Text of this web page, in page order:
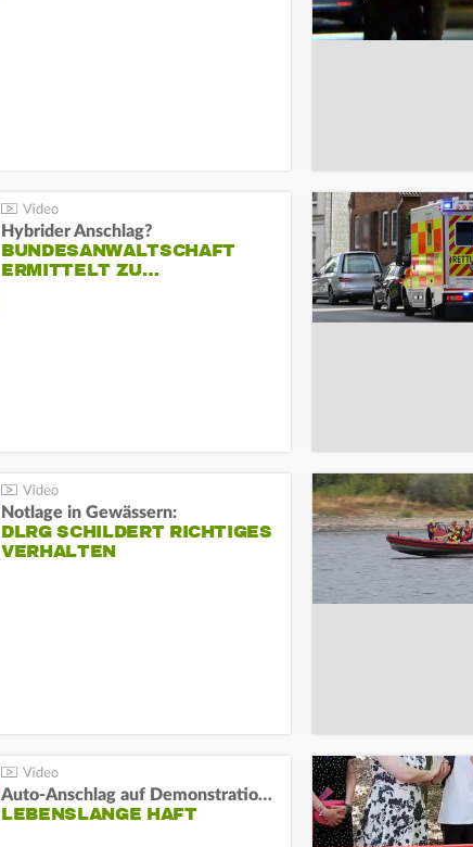
Hybrider Anschlag?
BUNDESANWALTSCHAFT
ERMITTELT ZU…
Notlage in Gewässern:
DLRG SCHILDERT RICHTIGES
VERHALTEN
Auto-Anschlag auf Demonstration in München:
LEBENSLANGE HAFT